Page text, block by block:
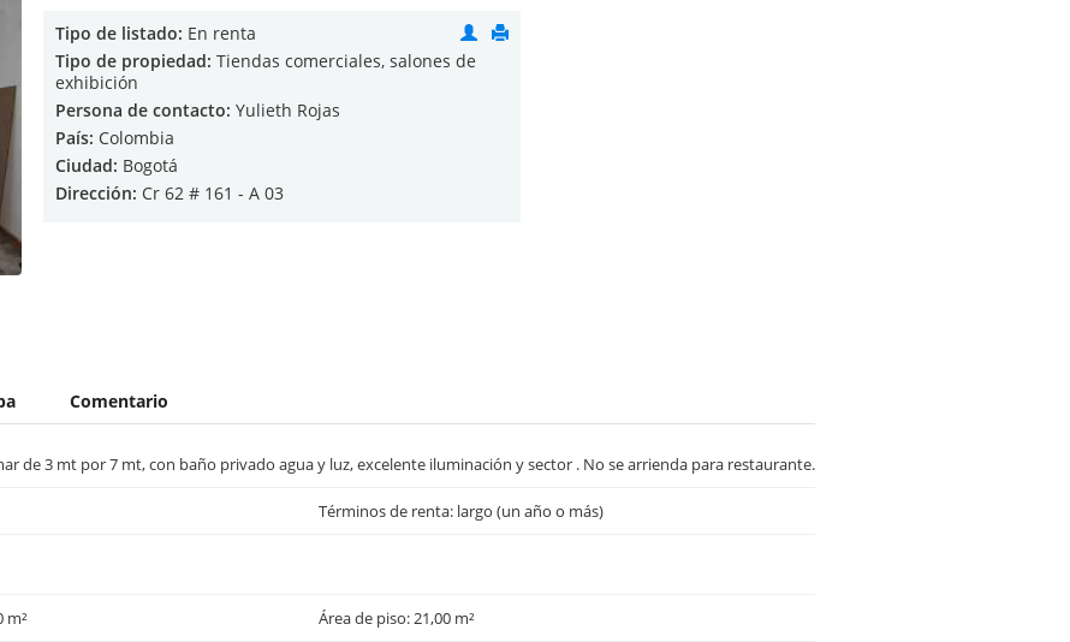
Tipo de listado: En renta
Tipo de propiedad: Tiendas comerciales, salones de
exhibición
Persona de contacto: Yulieth Rojas
País: Colombia
Ciudad: Bogotá
Dirección: Cr 62 # 161 - A 03
Comentario
de 3 mt por 7 mt, con baño privado agua y luz, excelente iluminación y sector . No se arrienda para restaurante.
Términos de renta: largo (un año o más)
m² Área de piso: 21,00 m²